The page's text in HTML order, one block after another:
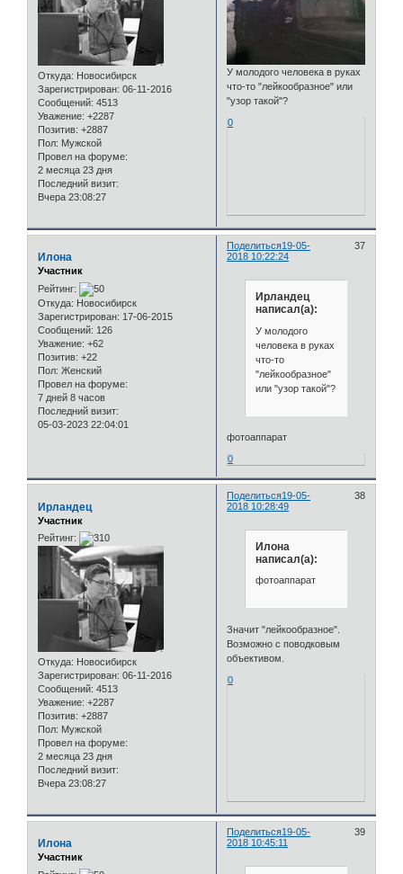
Откуда: Новосибирск
Зарегистрирован: 06-11-2016
Сообщений: 4513
Уважение: +2287
Позитив: +2887
Пол: Мужской
Провел на форуме:
2 месяца 23 дня
Последний визит:
Вчера 23:08:27
У молодого человека в руках
что-то "лейкообразное" или
"узор такой"?
0
Поделиться 37
19-05-
2018 10:22:24
Илона
Участник
Рейтинг:
Откуда: Новосибирск
Зарегистрирован: 17-06-2015
Сообщений: 126
Уважение: +62
Позитив: +22
Пол: Женский
Провел на форуме:
7 дней 8 часов
Последний визит:
05-03-2023 22:04:01
Ирландец
написал(а):
У молодого
человека в руках
что-то
"лейкообразное"
или "узор такой"?
фотоаппарат
0
Поделиться 38
19-05-
2018 10:28:49
Ирландец
Участник
Рейтинг:
Откуда: Новосибирск
Зарегистрирован: 06-11-2016
Сообщений: 4513
Уважение: +2287
Позитив: +2887
Пол: Мужской
Провел на форуме:
2 месяца 23 дня
Последний визит:
Вчера 23:08:27
Илона
написал(а):
фотоаппарат
Значит "лейкообразное".
Возможно с поводковым
объективом.
0
Поделиться 39
19-05-
2018 10:45:11
Илона
Участник